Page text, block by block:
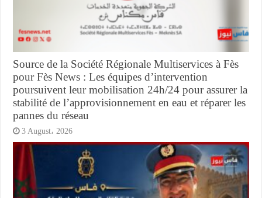
Source de la Société Régionale Multiservices à Fès
pour Fès News : Les équipes d’intervention
poursuivent leur mobilisation 24h/24 pour assurer la
stabilité de l’approvisionnement en eau et réparer les
pannes du réseau
3 August، 2026